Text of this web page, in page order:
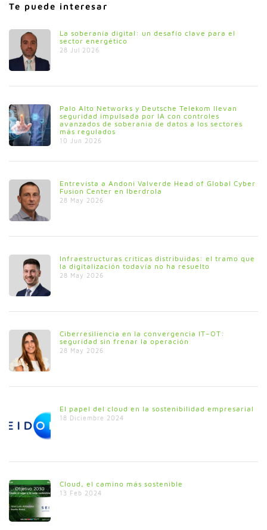
Te puede interesar
La soberanía digital: un desafío clave para el
sector energético
28 Jul 2026
Palo Alto Networks y Deutsche Telekom llevan
seguridad impulsada por IA con controles
avanzados de soberanía de datos a los sectores
más regulados
10 Jun 2026
Entrevista a Andoni Valverde Head of Global Cyber
Fusion Center en Iberdrola
28 May 2026
Infraestructuras críticas distribuidas: el tramo que
la digitalización todavía no ha resuelto
28 May 2026
Ciberresiliencia en la convergencia IT–OT:
seguridad sin frenar la operación
28 May 2026
El papel del cloud en la sostenibilidad empresarial
18 Diciembre 2024
Cloud, el camino más sostenible
13 Feb 2024